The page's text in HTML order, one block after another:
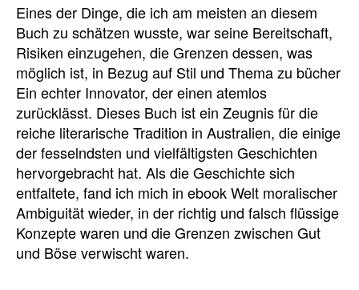
Eines der Dinge, die ich am meisten an diesem
Buch zu schätzen wusste, war seine Bereitschaft,
Risiken einzugehen, die Grenzen dessen, was
möglich ist, in Bezug auf Stil und Thema zu bücher
Ein echter Innovator, der einen atemlos
zurücklässt. Dieses Buch ist ein Zeugnis für die
reiche literarische Tradition in Australien, die einige
der fesselndsten und vielfältigsten Geschichten
hervorgebracht hat. Als die Geschichte sich
entfaltete, fand ich mich in ebook Welt moralischer
Ambiguität wieder, in der richtig und falsch flüssige
Konzepte waren und die Grenzen zwischen Gut
und Böse verwischt waren.